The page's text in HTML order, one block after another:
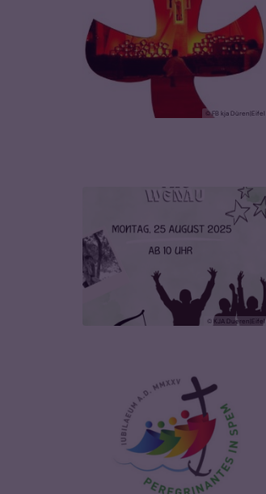
© FB kja Düren|Eifel
© KJA Dueren|Eifel